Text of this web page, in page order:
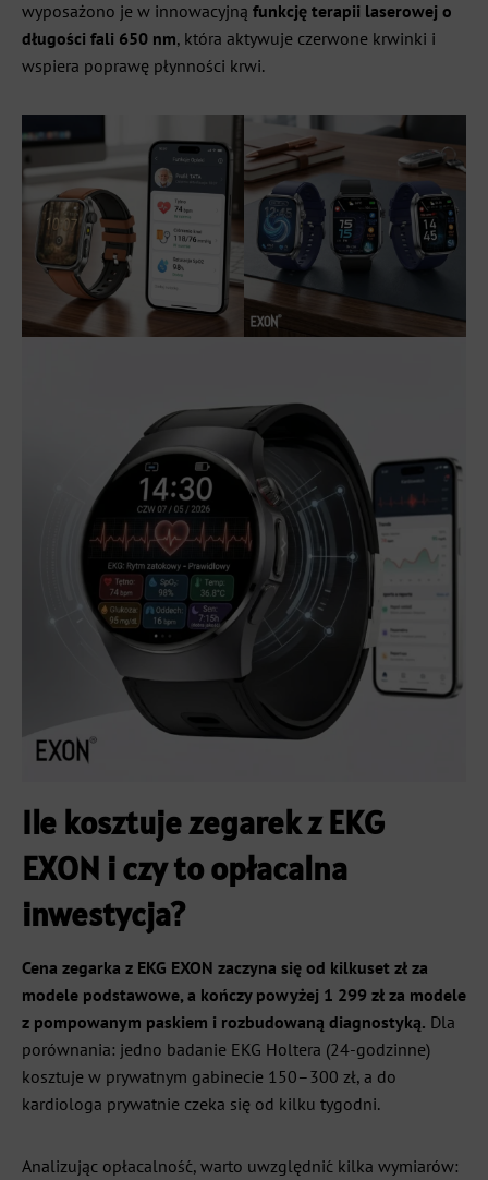
wyposażono je w innowacyjną funkcję terapii laserowej o
długości fali 650 nm, która aktywuje czerwone krwinki i
wspiera poprawę płynności krwi.
Ile kosztuje zegarek z EKG
EXON i czy to opłacalna
inwestycja?
Cena zegarka z EKG EXON zaczyna się od kilkuset zł za
modele podstawowe, a kończy powyżej 1 299 zł za modele
z pompowanym paskiem i rozbudowaną diagnostyką. Dla
porównania: jedno badanie EKG Holtera (24-godzinne)
kosztuje w prywatnym gabinecie 150–300 zł, a do
kardiologa prywatnie czeka się od kilku tygodni.
Analizując opłacalność, warto uwzględnić kilka wymiarów: